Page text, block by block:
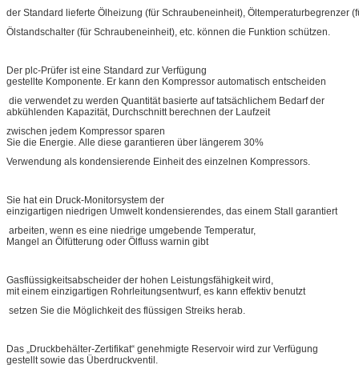
der Standard lieferte Ölheizung (für Schraubeneinheit), Öltemperaturbegrenzer
Ölstandschalter (für Schraubeneinheit), etc. können die Funktion schützen.
Der plc-Prüfer ist eine Standard zur Verfügung
gestellte Komponente. Er kann den Kompressor automatisch entscheiden
die verwendet zu werden Quantität basierte auf tatsächlichem Bedarf der
abkühlenden Kapazität, Durchschnitt berechnen der Laufzeit
zwischen jedem Kompressor sparen
Sie die Energie. Alle diese garantieren über längerem 30%
Verwendung als kondensierende Einheit des einzelnen Kompressors.
Sie hat ein Druck-Monitorsystem der
einzigartigen niedrigen Umwelt kondensierendes, das einem Stall garantiert
arbeiten, wenn es eine niedrige umgebende Temperatur,
Mangel an Ölfütterung oder Ölfluss warnin gibt
Gasflüssigkeitsabscheider der hohen Leistungsfähigkeit wird,
mit einem einzigartigen Rohrleitungsentwurf, es kann effektiv benutzt
setzen Sie die Möglichkeit des flüssigen Streiks herab.
Das „Druckbehälter-Zertifikat“ genehmigte Reservoir wird zur Verfügung
gestellt sowie das Überdruckventil.